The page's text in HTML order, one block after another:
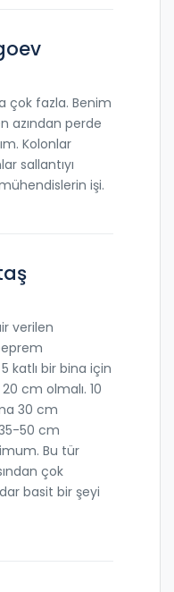
çok fazla. Benim
azından perde
Kolonlar
sallantıyı
işi.
verilen
katlı bir bina için
cm olmalı. 10
30 cm
50 cm
Bu tür
çok
basit bir şeyi